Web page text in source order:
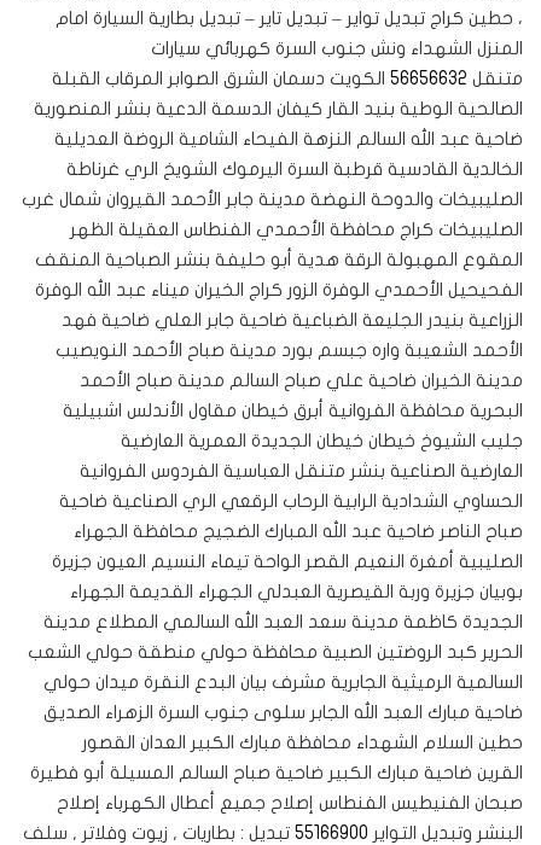
، حطين كراج تبديل تواير – تبديل تاير – تبديل بطارية السيارة امام
المنزل الشهداء ونش جنوب السرة كهربائي سيارات
متنقل 56656632 الكويت دسمان الشرق الصوابر المرقاب القبلة
الصالحية الوطية بنيد القار كيفان الدسمة الدعية بنشر المنصورية
ضاحية عبد الله السالم النزهة الفيحاء الشامية الروضة العديلية
الخالدية القادسية قرطبة السرة اليرموك الشويخ الري غرناطة
الصليبيخات والدوحة النهضة مدينة جابر الأحمد القيروان شمال غرب
الصليبيخات كراج محافظة الأحمدي الفنطاس العقيلة الظهر
المقوع المهبولة الرقة هدية أبو حليفة بنشر الصباحية المنقف
الفحيحيل الأحمدي الوفرة الزور كراج الخيران ميناء عبد الله الوفرة
الزراعية بنيدر الجليعة الضباعية ضاحية جابر العلي ضاحية فهد
الأحمد الشعيبة واره جبسم بورد مدينة صباح الأحمد النويصيب
مدينة الخيران ضاحية علي صباح السالم مدينة صباح الأحمد
البحرية محافظة الفروانية أبرق خيطان مقاول الأندلس اشبيلية
جليب الشيوخ خيطان خيطان الجديدة العمرية العارضية
العارضية الصناعية بنشر متنقل العباسية الفردوس الفروانية
الحساوي الشدادية الرابية الرحاب الرقعي الري الصناعية ضاحية
صباح الناصر ضاحية عبد الله المبارك الضجيج محافظة الجهراء
الصليبية أمغرة النعيم القصر الواحة تيماء النسيم العيون جزيرة
بوبيان جزيرة وربة القيصرية العبدلي الجهراء القديمة الجهراء
الجديدة كاظمة مدينة سعد العبد الله السالمي المطلاع مدينة
الحرير كبد الروضتين الصبية محافظة حولي منطقة حولي الشعب
السالمية الرميثية الجابرية مشرف بيان البدع النقرة ميدان حولي
ضاحية مبارك العبد الله الجابر سلوى جنوب السرة الزهراء الصديق
حطين السلام الشهداء محافظة مبارك الكبير العدان القصور
القرين ضاحية مبارك الكبير ضاحية صباح السالم المسيلة أبو فطيرة
صبحان الفنيطيس الفنطاس إصلاح جميع أعطال الكهرباء إصلاح
البنشر وتبديل التواير 55166900 تبديل : بطاريات , زيوت وفلاتر , سلف